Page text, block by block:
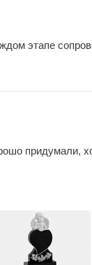
этапе
придумали,